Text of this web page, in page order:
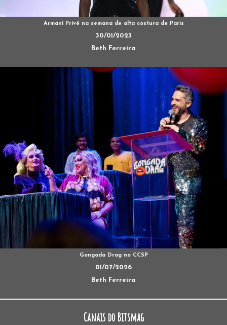
Armani Privê na semana de alta costura de Paris
30/01/2023
Beth Ferreira
Gongada Drag no CCSP
01/07/2026
Beth Ferreira
Canais do Bitsmag